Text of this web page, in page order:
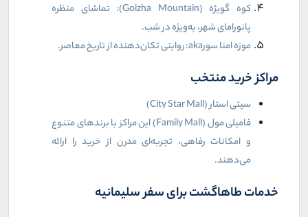
کوه گویژه (Goizha Mountain): تماشای منظره
پانورامای شهر، به‌ویژه در شب.
موزه امنا سورaka: روایتی تکان‌دهنده از تاریخ معاصر.
مراکز خرید منتخب
سیتی استار (City Star Mall
)
فامیلی مول (Family Mall) این مراکز با برندهای متنوع
و امکانات رفاهی، تجربه‌ای مدرن از خرید را ارائه
می‌دهند.
خدمات طاهاگشت برای سفر سلیمانیه